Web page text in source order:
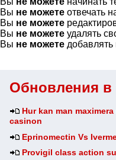
Обновления в
Hur kan man
casinon
Eprinomectin Vs
Provigil class action
Вы не можете отвечать
Вы не можете
Вы не можете удалять
Вы не можете